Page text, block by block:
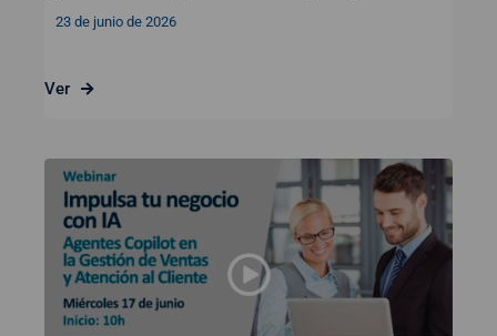
23 de junio de 2026
Ver